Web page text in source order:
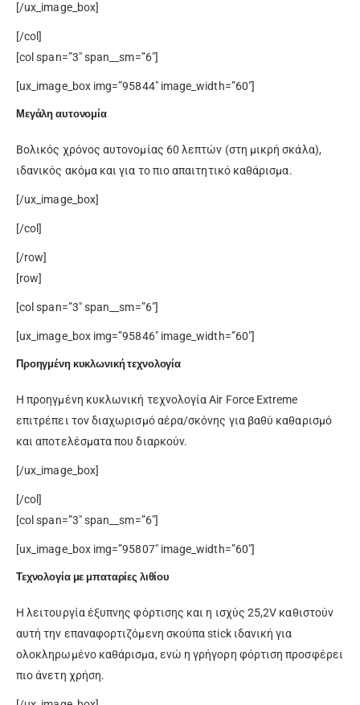
[/ux_image_box]
[/col]
[col span=”3″ span__sm=”6″]
[ux_image_box img=”95844″ image_width=”60″]
Μεγάλη αυτονομία
Βολικός χρόνος αυτονομίας 60 λεπτών (στη μικρή σκάλα),
ιδανικός ακόμα και για το πιο απαιτητικό καθάρισμα.
[/ux_image_box]
[/col]
[/row]
[row]
[col span=”3″ span__sm=”6″]
[ux_image_box img=”95846″ image_width=”60″]
Προηγμένη κυκλωνική τεχνολογία
Η προηγμένη κυκλωνική τεχνολογία Air Force Extreme
επιτρέπει τον διαχωρισμό αέρα/σκόνης για βαθύ καθαρισμό
και αποτελέσματα που διαρκούν.
[/ux_image_box]
[/col]
[col span=”3″ span__sm=”6″]
[ux_image_box img=”95807″ image_width=”60″]
Τεχνολογία με μπαταρίες λιθίου
Η λειτουργία έξυπνης φόρτισης και η ισχύς 25,2V καθιστούν
αυτή την επαναφορτιζόμενη σκούπα stick ιδανική για
ολοκληρωμένο καθάρισμα, ενώ η γρήγορη φόρτιση προσφέρει
πιο άνετη χρήση.